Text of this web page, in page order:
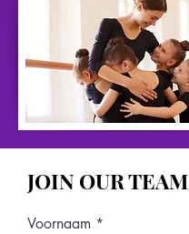
JOIN OUR TEAM
Voornaam